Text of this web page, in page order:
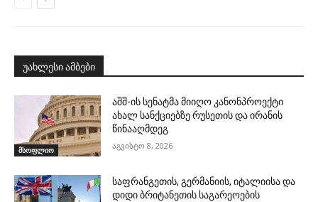
უახლესი ამბები
მსოფლიო
აშშ-ის სენატმა მიიღო კანონპროექტი
ახალ სანქციებზე რუსეთის და ირანის
წინააღმდეგ
აგვისტო 8, 2026
საფრანგეთის, გერმანიის, იტალიისა და
დიდი ბრიტანეთის საგარეოების